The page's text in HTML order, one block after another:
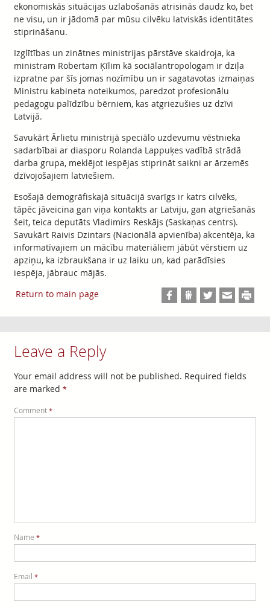
ekonomiskās situācijas uzlabošanās atrisinās daudz ko, bet
ne visu, un ir jādomā par mūsu cilvēku latviskās identitātes
stiprināšanu.
Izglītības un zinātnes ministrijas pārstāve skaidroja, ka
ministram Robertam Ķīlim kā sociālantropologam ir dziļa
izpratne par šīs jomas nozīmību un ir sagatavotas izmaiņas
Ministru kabineta noteikumos, paredzot profesionālu
pedagogu palīdzību bērniem, kas atgriezušies uz dzīvi
Latvijā.
Savukārt Ārlietu ministrijā speciālo uzdevumu vēstnieka
sadarbībai ar diasporu Rolanda Lappuķes vadībā strādā
darba grupa, meklējot iespējas stiprināt saikni ar ārzemēs
dzīvojošajiem latviešiem.
Esošajā demogrāfiskajā situācijā svarīgs ir katrs cilvēks,
tāpēc jāveicina gan viņa kontakts ar Latviju, gan atgriešanās
šeit, teica deputāts Vladimirs Reskājs (Saskaņas centrs).
Savukārt Raivis Dzintars (Nacionālā apvienība) akcentēja, ka
informatīvajiem un mācību materiāliem jābūt vērstiem uz
apziņu, ka izbraukšana ir uz laiku un, kad parādīsies
iespēja, jābrauc mājās.
Return to main page
Leave a Reply
Your email address will not be published. Required fields
are marked *
Comment *
Name *
Email *